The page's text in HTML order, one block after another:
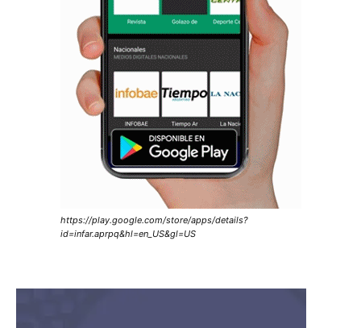
https://play.google.com/store/apps/details?
id=infar.aprpq&hl=en_US&gl=US